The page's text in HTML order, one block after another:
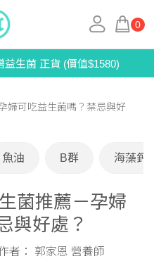
0
益生菌 正貨 (價值$1580)
婦可吃益生菌嗎？禁忌與好
菌推薦－孕婦
與好處？
者： 郭家恩 營養師
魚油 B群 海藻鈣